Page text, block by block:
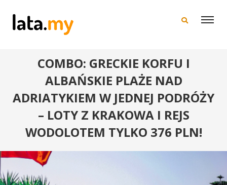
COMBO: GRECKIE KORFU I
ALBAŃSKIE PLAŻE NAD
ADRIATYKIEM W JEDNEJ PODRÓŻY
– LOTY Z KRAKOWA I REJS
WODOLOTEM TYLKO 376 PLN!